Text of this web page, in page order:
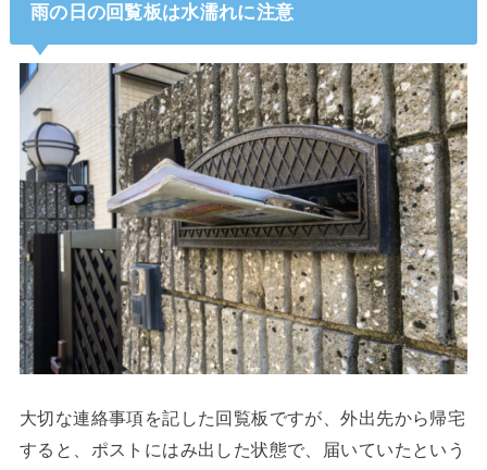
雨の日の回覧板は水濡れに注意
大切な連絡事項を記した回覧板ですが、外出先から帰宅
すると、ポストにはみ出した状態で、届いていたという